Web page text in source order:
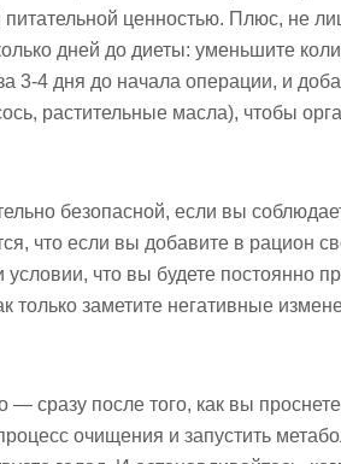
питательной ценностью. Плюс, не
дней до диеты: уменьшите
3-4 дня до начала операции, и
растительные масла), чтобы
безопасной, если вы
что если вы добавите в рацион
что вы будете постоянно
только заметите негативные
— сразу после того, как вы
очищения и запустить